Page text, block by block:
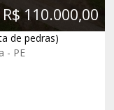
R$ 110.000,00
de pedras)
- PE